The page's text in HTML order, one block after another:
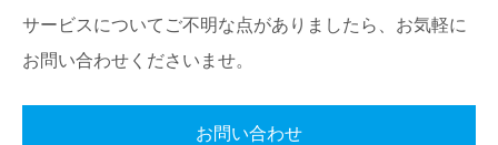
サービスについてご不明な点がありましたら、お気軽に
お問い合わせくださいませ。
お問い合わせ